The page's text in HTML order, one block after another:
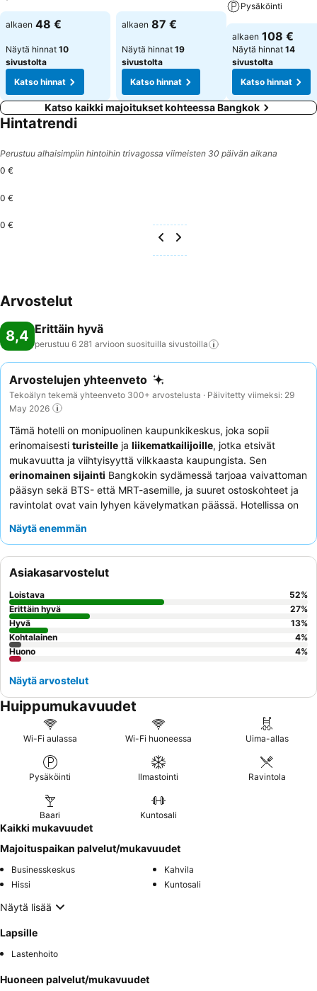
alkaen 48 €
Näytä hinnat 10
sivustolta
Katso hinnat
alkaen 87 €
Näytä hinnat 19
sivustolta
Katso hinnat
Pysäköinti
alkaen 108 €
Näytä hinnat 14
sivustolta
Katso hinnat
Katso kaikki majoitukset kohteessa Bangkok
Hintatrendi
Perustuu alhaisimpiin hintoihin trivagossa viimeisten 30 päivän aikana
0 €
0 €
0 €
Arvostelut
8,4 Erittäin hyvä
perustuu 6 281 arvioon suosituilla sivustoilla
Arvostelujen yhteenveto
Tekoälyn tekemä yhteenveto 300+ arvostelusta · Päivitetty viimeksi: 29
May 2026
Tämä hotelli on monipuolinen kaupunkikeskus, joka sopii
erinomaisesti turisteille ja liikematkailijoille, jotka etsivät
mukavuutta ja viihtyisyyttä vilkkaasta kaupungista. Sen
erinomainen sijainti Bangkokin sydämessä tarjoaa vaivattoman
pääsyn sekä BTS- että MRT-asemille, ja suuret ostoskohteet ja
ravintolat ovat vain lyhyen kävelymatkan päässä. Hotellissa on
kaupunkiympäristöstä. Asiakkaat kehuvat jatkuvasti
ammattitaidosta, ja
laajasta valikoimastaan ja laadustaan. Jos kaipaat lisätilaa ja
yksityisyyttä, harkitse huoneiston varaamista, jossa on
varusteltu keittiö
Näytä enemmän
Asiakasarvostelut
Loistava 52%
Erittäin hyvä
27%
Hyvä
13%
Kohtalainen
4%
Huono
4%
Näytä arvostelut
Huippumukavuudet
Wi-Fi aulassa Wi-Fi huoneessa Uima-allas
Pysäköinti Ilmastointi Ravintola
Baari Kuntosali
Kaikki mukavuudet
Majoituspaikan palvelut/mukavuudet
Businesskeskus
Kahvila
Hissi
Kuntosali
Näytä lisää
Lapsille
Lastenhoito
Huoneen palvelut/mukavuudet